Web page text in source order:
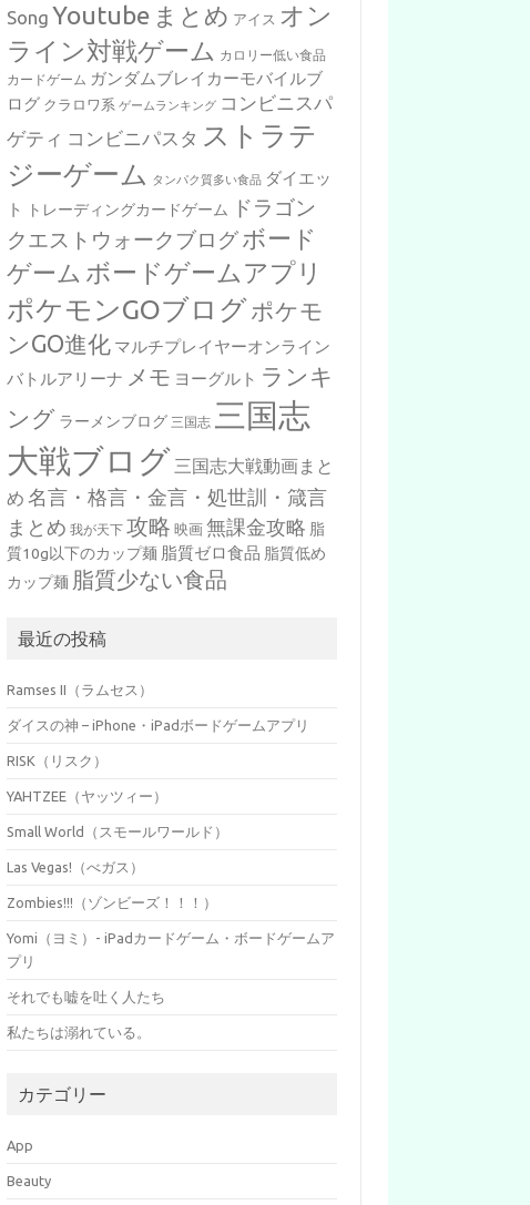
Song Youtube まとめ アイス オン
ライン対戦ゲーム カロリー低い食品
カードゲーム ガンダムブレイカーモバイルブ
ログ クラロワ系 ゲームランキング コンビニスパ
ゲティ コンビニパスタ ストラテ
ジーゲーム
タンパク質多い食品 ダイエッ
ト
トレーディングカードゲーム
ドラゴン
クエストウォークブログボード
ゲーム ボードゲームアプリ
ポケモンGOブログポケモ
ンGO進化 マルチプレイヤーオンライン
バトルアリーナ メモ ヨーグルト ランキ
ング ラーメンブログ 三国志 三国志
大戦ブログ 三国志大戦動画まと
め 名言・格言・金言・処世訓・箴言
まとめ 我が天下 攻略 映画 無課金攻略 脂
質10g以下のカップ麺 脂質ゼロ食品 脂質低め
カップ麺 脂質少ない食品
最近の投稿
Ramses II（ラムセス）
ダイスの神 – iPhone・iPadボードゲームアプリ
RISK（リスク）
YAHTZEE（ヤッツィー）
Small World（スモールワールド）
Las Vegas!（べガス）
Zombies!!!（ゾンビーズ！！！）
Yomi（ヨミ）- iPadカードゲーム・ボードゲームア
プリ
それでも嘘を吐く人たち
私たちは溺れている。
カテゴリー
App
Beauty